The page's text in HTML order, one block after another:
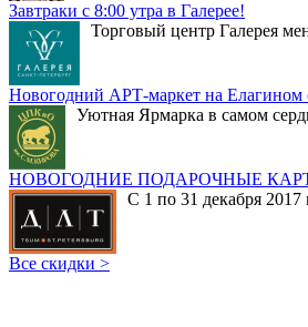
Завтраки с 8:00 утра в Галерее!
Торговый центр Галерея
Новогодний АРТ-маркет на Елагином
Уютная Ярмарка в самом
НОВОГОДНИЕ ПОДАРОЧНЫЕ
С 1 по 31 декабря 2017
Все скидки >